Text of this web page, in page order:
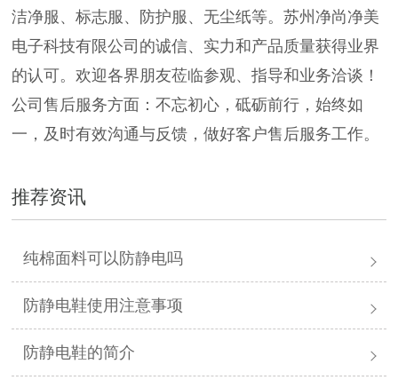
洁净服、标志服、防护服、无尘纸等。苏州净尚净美
电子科技有限公司的诚信、实力和产品质量获得业界
的认可。欢迎各界朋友莅临参观、指导和业务洽谈！
公司售后服务方面：不忘初心，砥砺前行，始终如
一，及时有效沟通与反馈，做好客户售后服务工作。
推荐资讯
纯棉面料可以防静电吗
防静电鞋使用注意事项
防静电鞋的简介